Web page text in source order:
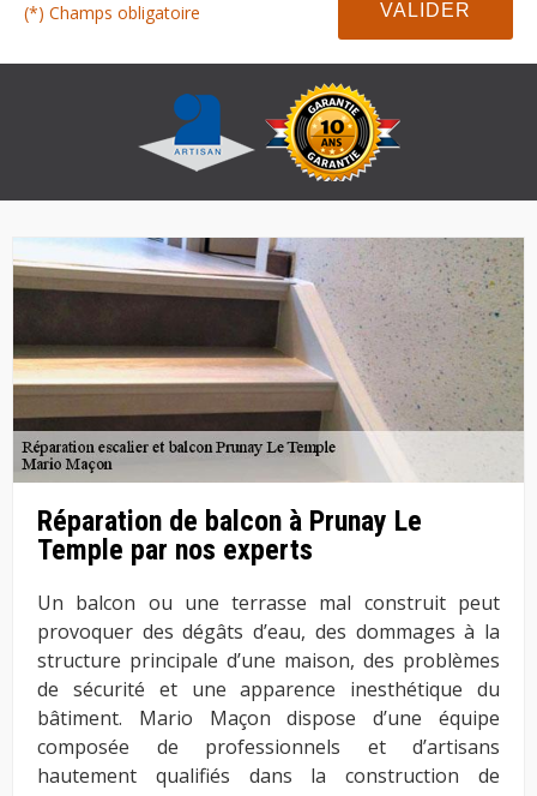
(*) Champs obligatoire
Réparation de balcon à Prunay Le
Temple par nos experts
Un balcon ou une terrasse mal construit peut
provoquer des dégâts d’eau, des dommages à la
structure principale d’une maison, des problèmes
de sécurité et une apparence inesthétique du
bâtiment. Mario Maçon dispose d’une équipe
composée de professionnels et d’artisans
hautement qualifiés dans la construction de